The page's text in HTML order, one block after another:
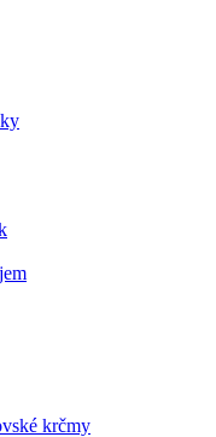
krčmy